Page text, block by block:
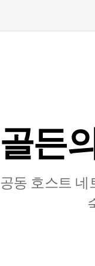
골든
공동 호스트 네